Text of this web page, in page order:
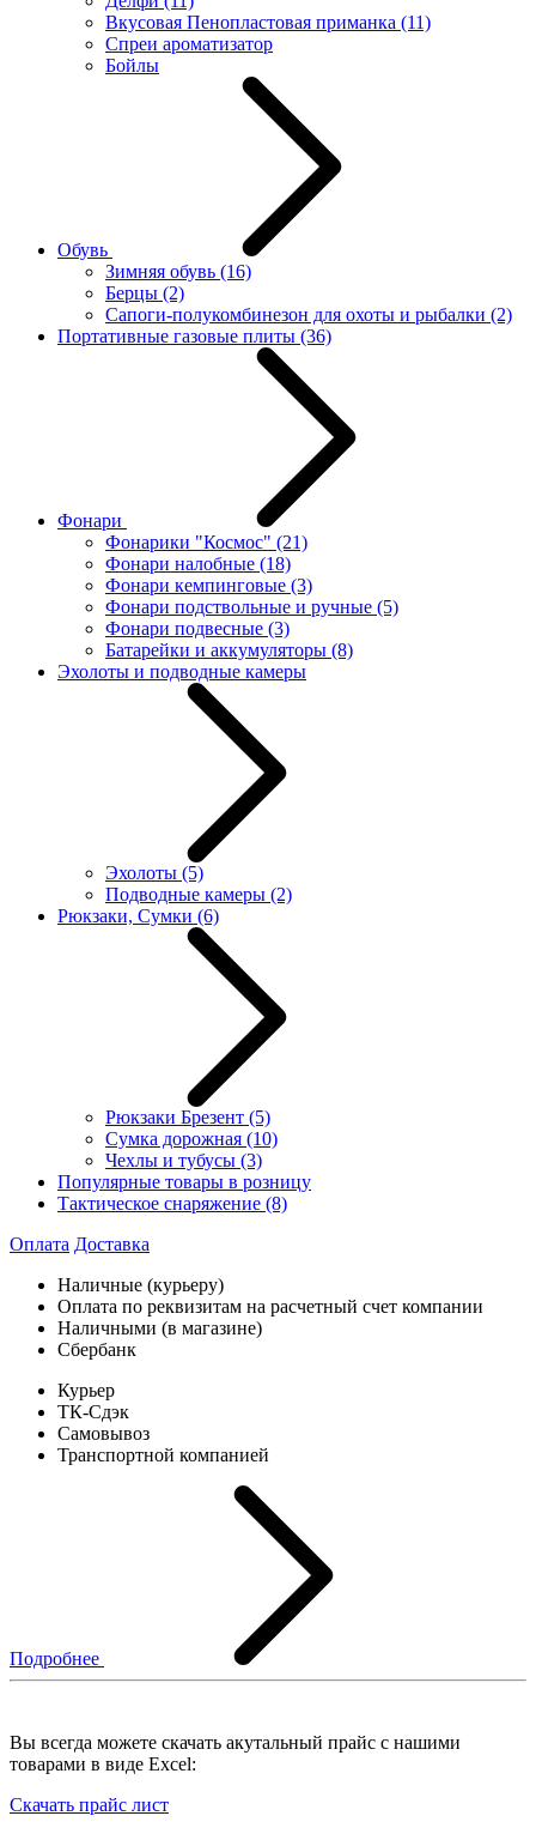
Вкусовая Пенопластовая приманка (11)
Спреи ароматизатор
Бойлы
Обувь
Зимняя обувь (16)
Берцы (2)
Сапоги-полукомбинезон для охоты и рыбалки (2)
Портативные газовые плиты (36)
Фонари
Фонарики "Космос" (21)
Фонари налобные (18)
Фонари кемпинговые (3)
Фонари подствольные и ручные (5)
Фонари подвесные (3)
Батарейки и аккумуляторы (8)
Эхолоты и подводные камеры
Эхолоты (5)
Подводные камеры (2)
Рюкзаки, Сумки (6)
Рюкзаки Брезент (5)
Сумка дорожная (10)
Чехлы и тубусы (3)
Популярные товары в розницу
Тактическое снаряжение (8)
Оплата Доставка
Наличные (курьеру)
Оплата по реквизитам на расчетный счет компании
Наличными (в магазине)
Сбербанк
Курьер
ТК-Сдэк
Самовывоз
Транспортной компанией
Подробнее
Вы всегда можете скачать акутальный прайс с нашими
товарами в виде Excel:
Скачать прайс лист